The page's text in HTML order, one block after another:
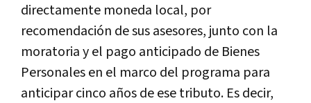
directamente moneda local, por
recomendación de sus asesores, junto con la
moratoria y el pago anticipado de Bienes
Personales en el marco del programa para
anticipar cinco años de ese tributo. Es decir,